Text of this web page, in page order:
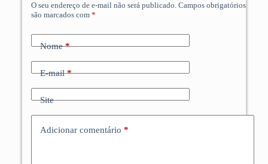
O seu endereço de e-mail não será publicado. Campos obrigatórios
são marcados com *
Nome*
E-mail*
Site
Adicionar comentário *